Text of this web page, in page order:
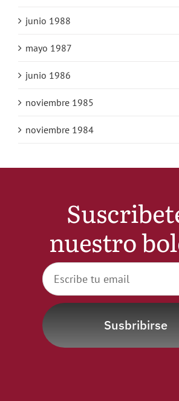
junio 1988
mayo 1987
junio 1986
noviembre 1985
noviembre 1984
nuestro
Susbribirse